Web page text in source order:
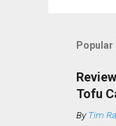
Tofu
ByTim